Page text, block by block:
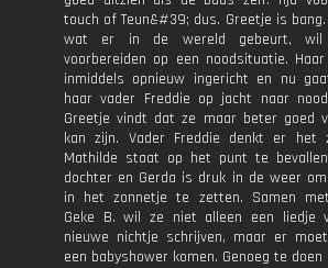
touch of Teun&#39; dus. Greetje is
wat er in de wereld gebeurt,
voorbereiden op een noodsituatie.
inmiddels opnieuw ingericht en nu
haar vader Freddie op jacht naar
Greetje vindt dat ze maar beter goed
kan zijn. Vader Freddie denkt er het
Mathilde staat op het punt te
dochter en Gerda is druk in de weer
in het zonnetje te zetten. Samen
Geke B. wil ze niet alleen een liedje
nieuwe nichtje schrijven, maar er
een babyshower komen. Genoeg te doen